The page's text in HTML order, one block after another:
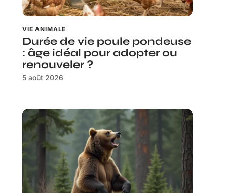
VIE ANIMALE
Durée de vie poule pondeuse
: âge idéal pour adopter ou
renouveler ?
5 août 2026